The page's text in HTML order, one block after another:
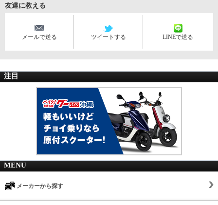
友達に教える
メールで送る ツイートする LINEで送る
注目
MENU
メーカーから探す